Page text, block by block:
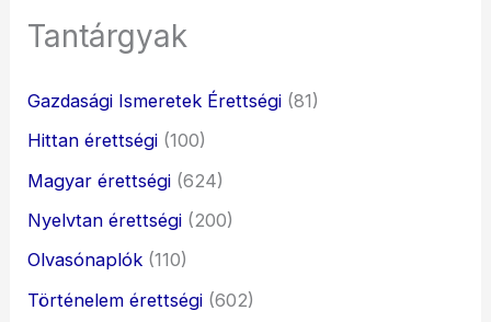
Tantárgyak
Gazdasági Ismeretek Érettségi (81)
Hittan érettségi (100)
Magyar érettségi (624)
Nyelvtan érettségi (200)
Olvasónaplók (110)
Történelem érettségi (602)